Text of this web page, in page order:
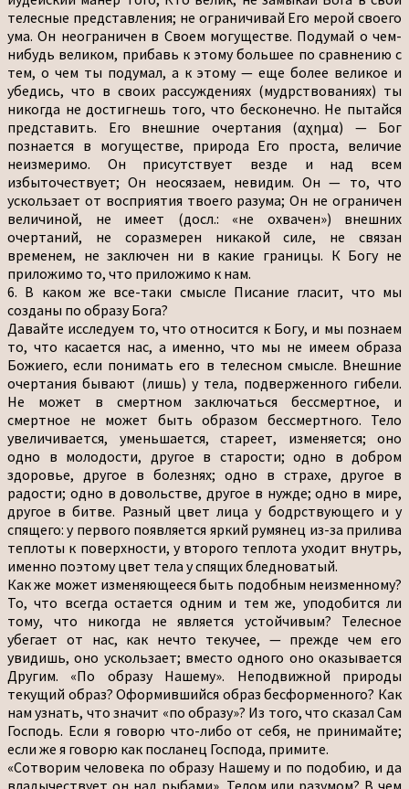
телесные представления; не ограничивай Его мерой своего
ума. Он неограничен в Своем могуществе. Подумай о чем-
нибудь великом, прибавь к этому большее по сравнению с
тем, о чем ты подумал, а к этому — еще более великое и
убедись, что в своих рассуждениях (мудрствованиях) ты
никогда не достигнешь того, что бесконечно. Не пытайся
представить. Его внешние очертания (αχημα) — Бог
познается в могуществе, природа Его проста, величие
неизмеримо. Он присутствует везде и над всем
избыточествует; Он неосязаем, невидим. Он — то, что
ускользает от восприятия твоего разума; Он не ограничен
величиной, не имеет (досл.: «не охвачен») внешних
очертаний, не соразмерен никакой силе, не связан
временем, не заключен ни в какие границы. К Богу не
приложимо то, что приложимо к нам.
6. В каком же все-таки смысле Писание гласит, что мы
созданы по образу Бога?
Давайте исследуем то, что относится к Богу, и мы познаем
то, что касается нас, а именно, что мы не имеем образа
Божиего, если понимать его в телесном смысле. Внешние
очертания бывают (лишь) у тела, подверженного гибели.
Не может в смертном заключаться бессмертное, и
смертное не может быть образом бессмертного. Тело
увеличивается, уменьшается, стареет, изменяется; оно
одно в молодости, другое в старости; одно в добром
здоровье, другое в болезнях; одно в страхе, другое в
радости; одно в довольстве, другое в нужде; одно в мире,
другое в битве. Разный цвет лица у бодрствующего и у
спящего: у первого появляется яркий румянец из-за прилива
теплоты к поверхности, у второго теплота уходит внутрь,
именно поэтому цвет тела у спящих бледноватый.
Как же может изменяющееся быть подобным неизменному?
То, что всегда остается одним и тем же, уподобится ли
тому, что никогда не является устойчивым? Телесное
убегает от нас, как нечто текучее, — прежде чем его
увидишь, оно ускользает; вместо одного оно оказывается
Другим. «По образу Нашему». Неподвижной природы
текущий образ? Оформившийся образ бесформенного? Как
нам узнать, что значит «по образу»? Из того, что сказал Сам
Господь. Если я говорю что-либо от себя, не принимайте;
если же я говорю как посланец Господа, примите.
«Сотворим человека по образу Нашему и по подобию, и да
владычествует он над рыбами». Телом или разумом? В чем